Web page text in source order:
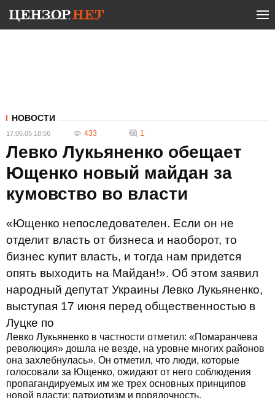
НОВОСТИ
17.06.05 18:56 433 1
Левко Лукьяненко обещает
Ющенко новый майдан за
кумовство во власти
«Ющенко непоследователен. Если он не
отделит власть от бизнеса и наоборот, то
бизнес купит власть, и тогда нам придется
опять выходить на Майдан!». Об этом заявил
народный депутат Украины Левко Лукьяненко,
выступая 17 июня перед общественностью в
Луцке по
Левко Лукьяненко в частности отметил: «Помаранчева
революция» дошла не везде, на уровне многих районов
она захлебнулась». Он отметил, что люди, которые
голосовали за Ющенко, ожидают от него соблюдения
пропагандируемых им же трех основных принципов
новой власти: патриотизм и порядочность,